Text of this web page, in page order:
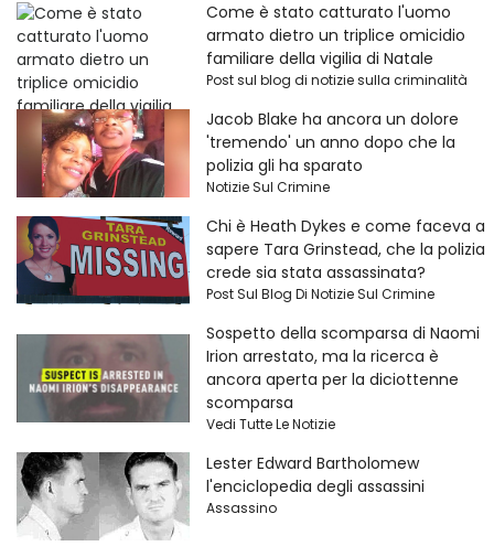
Come è stato catturato l'uomo
armato dietro un triplice omicidio
familiare della vigilia di Natale
Post sul blog di notizie sulla criminalità
Jacob Blake ha ancora un dolore
'tremendo' un anno dopo che la
polizia gli ha sparato
Notizie Sul Crimine
Chi è Heath Dykes e come faceva a
sapere Tara Grinstead, che la polizia
crede sia stata assassinata?
Post Sul Blog Di Notizie Sul Crimine
Sospetto della scomparsa di Naomi
Irion arrestato, ma la ricerca è
ancora aperta per la diciottenne
scomparsa
Vedi Tutte Le Notizie
Lester Edward Bartholomew
l'enciclopedia degli assassini
Assassino